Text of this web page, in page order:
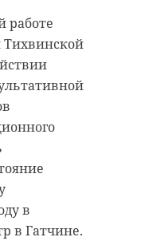
работе
Тихвинской
в
в Гатчине.